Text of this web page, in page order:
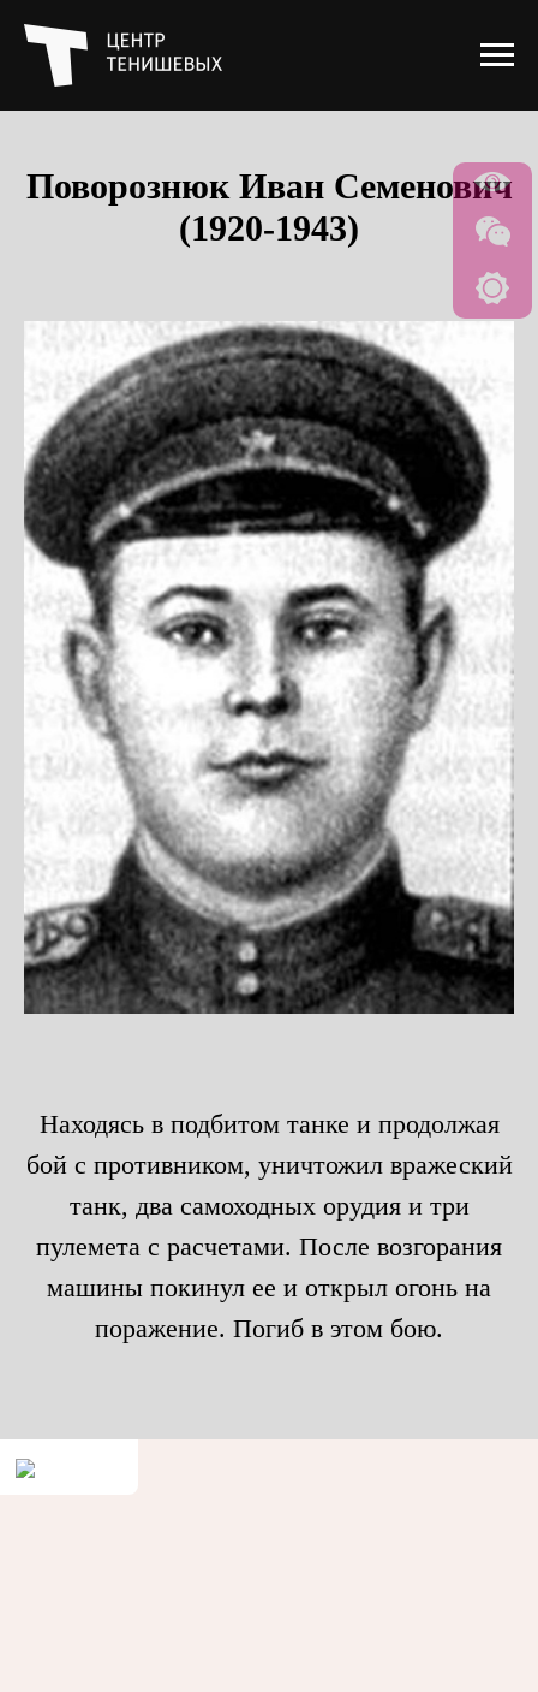
Поворознюк Иван Семенович
(1920-1943)
Находясь в подбитом танке и продолжая
бой с противником, уничтожил вражеский
танк, два самоходных орудия и три
пулемета с расчетами. После возгорания
машины покинул ее и открыл огонь на
поражение. Погиб в этом бою.